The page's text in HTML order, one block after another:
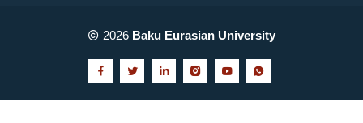
2026 Baku Eurasian University